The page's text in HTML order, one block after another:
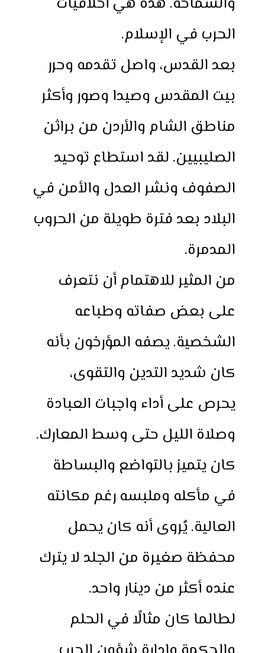
الحرب في الإسلام.
بعد القدس، واصل تقدمه وحرر
بيت المقدس وصيدا وصور وأكثر
مناطق الشام والأردن من براثن
الصليبيين. لقد استطاع توحيد
الصفوف ونشر العدل والأمن في
البلاد بعد فترة طويلة من الحروب
المدمرة.
من المثير للاهتمام أن نتعرف
على بعض صفاته وطباعه
الشخصية. يصفه المؤرخون بأنه
كان شديد التدين والتقوى،
يحرص على أداء واجبات العبادة
وصلاة الليل حتى وسط المعارك.
كان يتميز بالتواضع والبساطة
في مأكله وملبسه رغم مكانته
العالية. يُروى أنه كان يحمل
محفظة صغيرة من الجلد لا يترك
عنده أكثر من دينار واحد.
لطالما كان مثالًا في الحلم